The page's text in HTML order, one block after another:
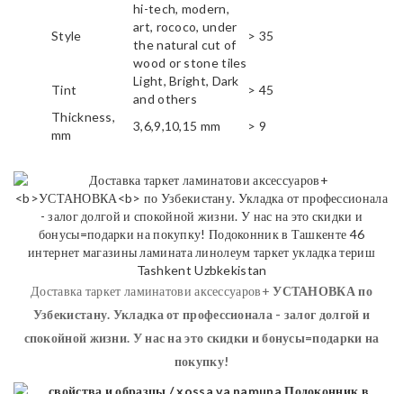
Style
hi-tech, modern,
art, rococo, under
the natural cut of
wood or stone tiles
> 35
Tint
Light, Bright, Dark
and others
> 45
Thickness,
mm
3,6,9,10,15 mm > 9
Доставка таркет ламинатови аксессуаров+УСТАНОВКАпо
Узбекистану. Укладка от профессионала - залог долгой и
спокойной жизни. У нас на это скидки и бонусы=подарки на
покупку!